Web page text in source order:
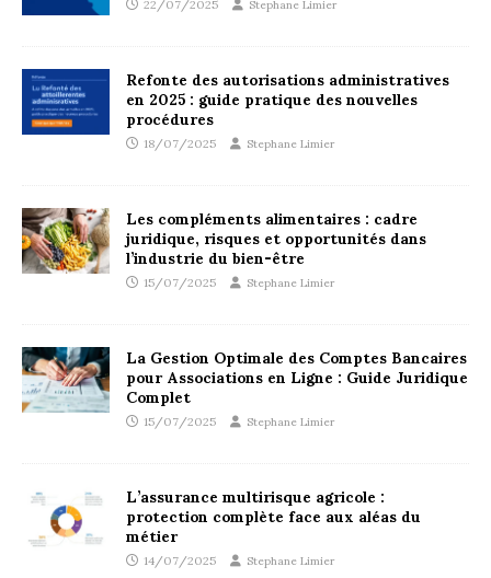
Refonte des autorisations administratives
en 2025 : guide pratique des nouvelles
procédures
18/07/2025 Stephane Limier
Les compléments alimentaires : cadre
juridique, risques et opportunités dans
l’industrie du bien-être
15/07/2025 Stephane Limier
La Gestion Optimale des Comptes Bancaires
pour Associations en Ligne : Guide Juridique
Complet
15/07/2025 Stephane Limier
L’assurance multirisque agricole :
protection complète face aux aléas du
métier
14/07/2025 Stephane Limier